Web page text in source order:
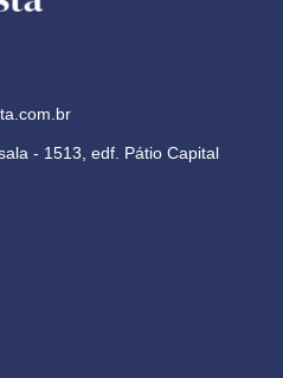
- 1513, edf. Pátio Capital